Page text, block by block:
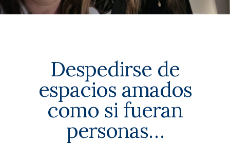
Despedirse de
espacios amados
como si fueran
personas…